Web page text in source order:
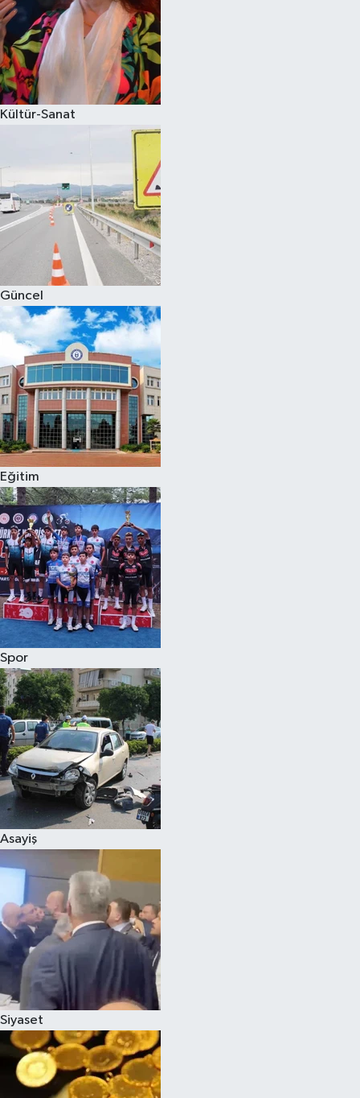
Kültür-Sanat
Güncel
Eğitim
Spor
Asayiş
Siyaset
Magazin